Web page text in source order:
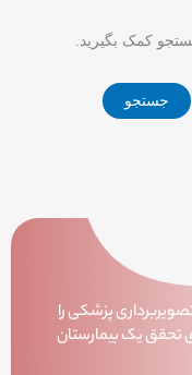
کمک بگیرید.
پزشکی را
تحقق یک بیمارستان